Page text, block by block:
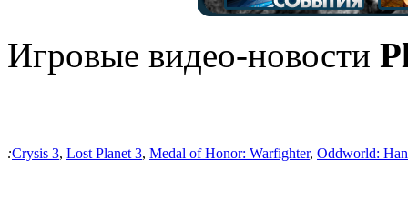
Игровые видео-новости
:Crysis 3, Lost Planet 3, Medal of Honor: Warfighter, Oddworld: